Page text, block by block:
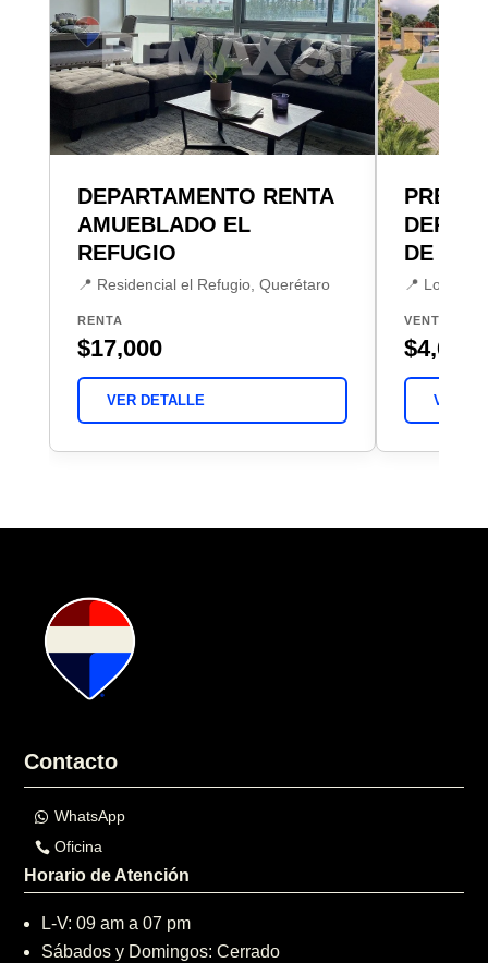
DEPARTAMENTO RENTA
AMUEBLADO EL
REFUGIO
📍 Residencial el Refugio, Querétaro
RENTA
$17,000
VER DETALLE
DE
📍 Lomas
VENTA
VER
Contacto
WhatsApp
Oficina
Horario de Atención
L-V: 09 am a 07 pm
Sábados y Domingos: Cerrado